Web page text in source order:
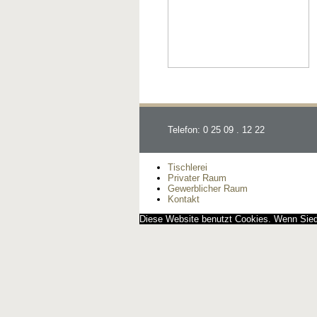
Telefon: 0 25 09 . 12 22
Tischlerei
Privater Raum
Gewerblicher Raum
Kontakt
Diese Website benutzt Cookies. Wenn